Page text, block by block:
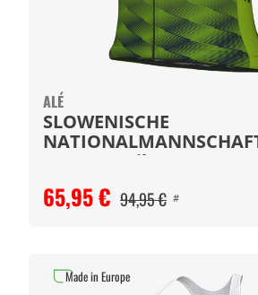
ALÉ
SLOWENISCHE
Kurzarmtrikot 2025
65,95 € 94,95 € #
Made in Europe